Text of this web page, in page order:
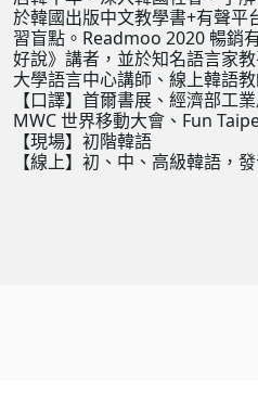
於韓國出版中文教學書+有聲平
習盲點。Readmoo 2020 暢銷
好說》講者，並於知名語言家
大學語言中心講師、線上韓語
【口譯】首爾書展、經濟部工
MWC 世界移動大會、Fun
【現場】初階韓語
【線上】初、中、高級韓語，